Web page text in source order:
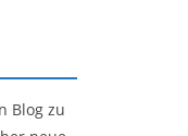
Blog zu